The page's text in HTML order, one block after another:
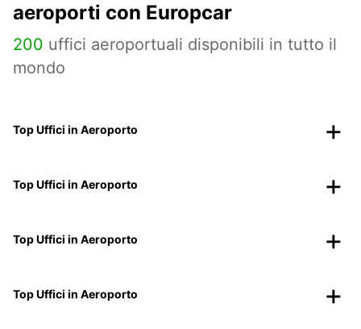
aeroporti con Europcar
200 uffici aeroportuali disponibili in tutto il
mondo
Top Uffici in Aeroporto
Top Uffici in Aeroporto
Top Uffici in Aeroporto
Top Uffici in Aeroporto